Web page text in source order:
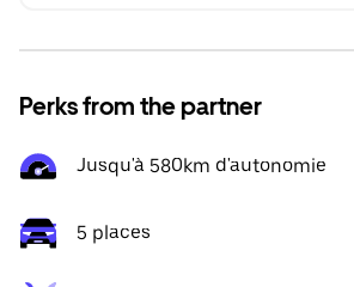
Perks from the partner
Jusqu'à 580km d'autonomie
5 places